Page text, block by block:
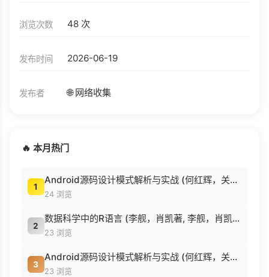
浏览次数 48 次
发布时间 2026-06-19
发布者 🌐 网络收集
🔥 本月热门
1
Android源码设计模式解析与实战 (何红辉，关爱民著, 何红辉, 关爱民著, 何红辉, 关爱民).pdf
24 浏览
2
数据科学中的R语言 (李舰，肖凯著, 李舰，肖凯著；吴喜之审校, Pdg2Pic).pdf
23 浏览
3
Android源码设计模式解析与实战 (何红辉，关爱民著, 何红辉, 关爱民著, 何红辉, 关爱民).pdf
23 浏览